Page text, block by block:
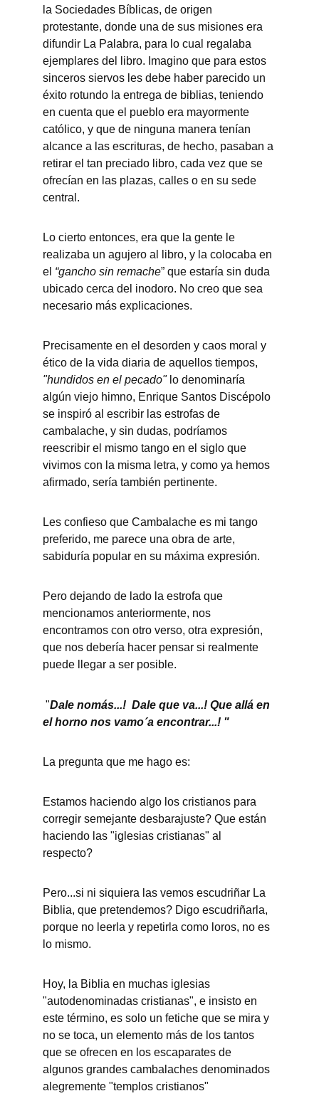
la Sociedades Bíblicas, de origen
protestante, donde una de sus misiones era
difundir La Palabra, para lo cual regalaba
ejemplares del libro. Imagino que para estos
sinceros siervos les debe haber parecido un
éxito rotundo la entrega de biblias, teniendo
en cuenta que el pueblo era mayormente
católico, y que de ninguna manera tenían
alcance a las escrituras, de hecho, pasaban a
retirar el tan preciado libro, cada vez que se
ofrecían en las plazas, calles o en su sede
central.
Lo cierto entonces, era que la gente le
realizaba un agujero al libro, y la colocaba en
el “gancho sin remache” que estaría sin duda
ubicado cerca del inodoro. No creo que sea
necesario más explicaciones.
Precisamente en el desorden y caos moral y
ético de la vida diaria de aquellos tiempos,
"hundidos en el pecado" lo denominaría
algún viejo himno, Enrique Santos Discépolo
se inspiró al escribir las estrofas de
cambalache, y sin dudas, podríamos
reescribir el mismo tango en el siglo que
vivimos con la misma letra, y como ya hemos
afirmado, sería también pertinente.
Les confieso que Cambalache es mi tango
preferido, me parece una obra de arte,
sabiduría popular en su máxima expresión.
Pero dejando de lado la estrofa que
mencionamos anteriormente, nos
encontramos con otro verso, otra expresión,
que nos debería hacer pensar si realmente
puede llegar a ser posible.
"Dale nomás...!  Dale que va...! Que allá en
el horno nos vamo´a encontrar...! "
La pregunta que me hago es:
Estamos haciendo algo los cristianos para
corregir semejante desbarajuste? Que están
haciendo las "iglesias cristianas" al
respecto?
Pero...si ni siquiera las vemos escudriñar La
Biblia, que pretendemos? Digo escudriñarla,
porque no leerla y repetirla como loros, no es
lo mismo.
Hoy, la Biblia en muchas iglesias
"autodenominadas cristianas", e insisto en
este término, es solo un fetiche que se mira y
no se toca, un elemento más de los tantos
que se ofrecen en los escaparates de
algunos grandes cambalaches denominados
alegremente "templos cristianos"